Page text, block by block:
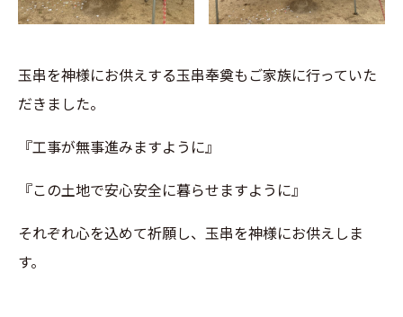
玉串を神様にお供えする玉串奉奠もご家族に行っていた
だきました。
『工事が無事進みますように』
『この土地で安心安全に暮らせますように』
それぞれ心を込めて祈願し、 玉串を神様にお供えしま
す。